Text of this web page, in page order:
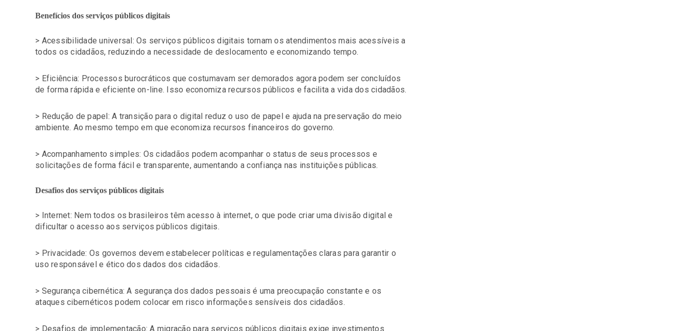
Benefícios dos serviços públicos digitais
> Acessibilidade universal: Os serviços públicos digitais tornam os atendimentos mais acessíveis a
todos os cidadãos, reduzindo a necessidade de deslocamento e economizando tempo.
> Eficiência: Processos burocráticos que costumavam ser demorados agora podem ser concluídos
de forma rápida e eficiente on-line. Isso economiza recursos públicos e facilita a vida dos cidadãos.
> Redução de papel: A transição para o digital reduz o uso de papel e ajuda na preservação do meio
ambiente. Ao mesmo tempo em que economiza recursos financeiros do governo.
> Acompanhamento simples: Os cidadãos podem acompanhar o status de seus processos e
solicitações de forma fácil e transparente, aumentando a confiança nas instituições públicas.
Desafios dos serviços públicos digitais
> Internet: Nem todos os brasileiros têm acesso à internet, o que pode criar uma divisão digital e
dificultar o acesso aos serviços públicos digitais.
> Privacidade: Os governos devem estabelecer políticas e regulamentações claras para garantir o
uso responsável e ético dos dados dos cidadãos.
> Segurança cibernética: A segurança dos dados pessoais é uma preocupação constante e os
ataques cibernéticos podem colocar em risco informações sensíveis dos cidadãos.
> Desafios de implementação: A migração para serviços públicos digitais exige investimentos